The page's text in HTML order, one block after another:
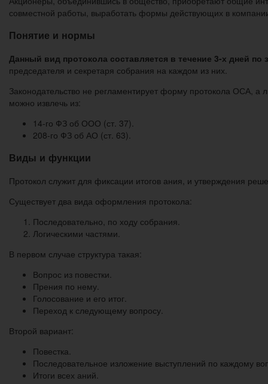
совместной работы, выработать формы действующих в
Понятие и нормы
Данный вид протокола составляется в течение 3-х дней
председателя и секретаря собрания на каждом из них.
Законодательство не регламентирует форму протокола ОСА,
можно извлечь из:
14-го ФЗ об ООО (ст. 37).
208-го ФЗ об АО (ст. 63).
Виды и функции
Протокол служит для фиксации итогов ания, и утверждения
Существует два вида оформления протокола:
Последовательно, по ходу собрания.
Логическими частями.
В первом случае структура такая:
Вопрос из повестки.
Прения по нему.
Голосование и его итог.
Переход к следующему вопросу.
Второй вариант:
Повестка.
Последовательное изложение выступлений по каждому
Итоги всех аний.